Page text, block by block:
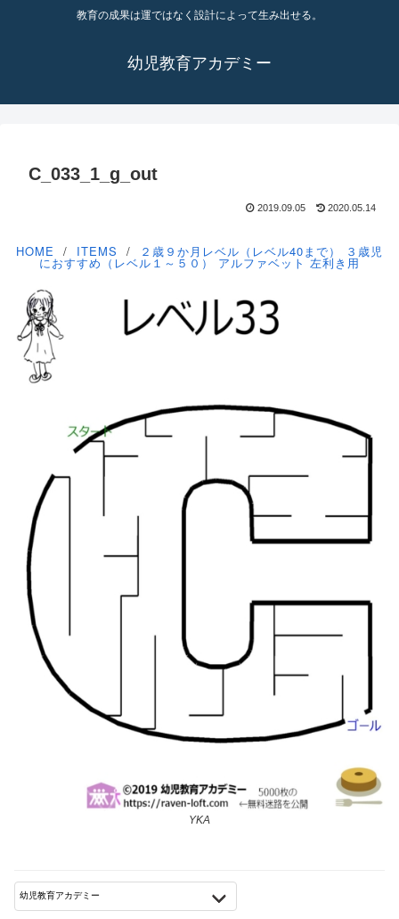
教育の成果は運ではなく設計によって生み出せる。
幼児教育アカデミー
C_033_1_g_out
2019.09.05 2020.05.14
HOME ITEMS ２歳９か月レベル（レベル40まで） ３歳児
におすすめ（レベル１～５０） アルファベット 左利き用
YKA